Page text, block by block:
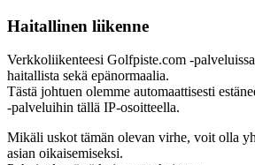
Haitallinen liikenne
Verkkoliikenteesi Golfpiste.com -
haitallista sekä epänormaalia.
Tästä johtuen olemme automaattisesti
-palveluihin tällä IP-osoitteella.
Mikäli uskot tämän olevan virhe, voit olla
asian oikaisemiseksi.